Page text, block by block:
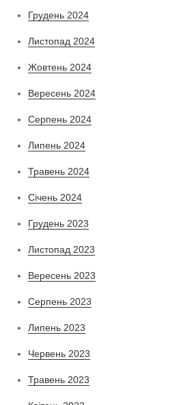
Грудень 2024
Листопад 2024
Жовтень 2024
Вересень 2024
Серпень 2024
Липень 2024
Травень 2024
Січень 2024
Грудень 2023
Листопад 2023
Вересень 2023
Серпень 2023
Липень 2023
Червень 2023
Травень 2023